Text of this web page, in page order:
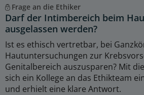
Frage an die Ethiker
Darf der Intimbereich beim
ausgelassen werden?
Ist es ethisch vertretbar, bei
Hautuntersuchungen zur
Genitalbereich auszusparen? Mit
sich ein Kollege an das Ethikteam
und erhielt eine klare Antwort.